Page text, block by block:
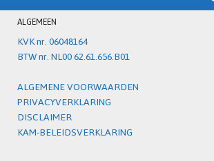
ALGEMEEN
KVK nr. 06048164
BTW nr. NL00 62.61.656.B01
ALGEMENE VOORWAARDEN
PRIVACYVERKLARING
DISCLAIMER
KAM-BELEIDSVERKLARING